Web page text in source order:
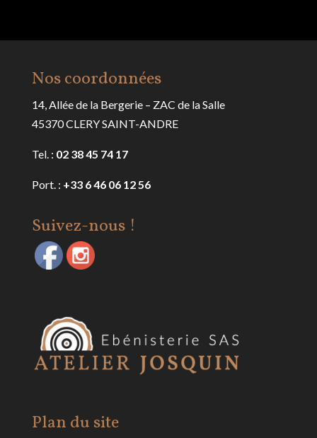
Nos coordonnées
14, Allée de la Bergerie – ZAC de la Salle
45370 CLERY SAINT-ANDRE
Tel. : 02 38 45 74 17
Port. : +33 6 46 06 12 56
Suivez-nous !
Plan du site